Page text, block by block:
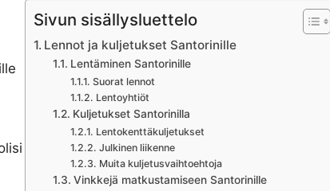
Sivun sisällysluettelo
Lennot ja kuljetukset Santorinille
Lentäminen Santorinille
Suorat lennot
Lentoyhtiöt
Kuljetukset Santorinilla
Lentokenttäkuljetukset
Julkinen liikenne
Muita kuljetusvaihtoehtoja
Vinkkejä matkustamiseen Santorinille